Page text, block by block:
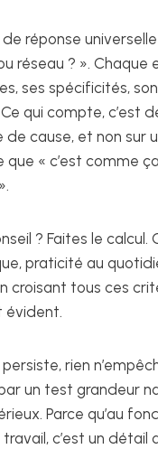
de réponse
réseau ? ». Chaque
ses spécificités,
qui compte, c’est
de cause, et non sur
« c’est comme ça
? Faites le calcul.
praticité au
croisant tous ces
évident.
rien
un test grandeur
Parce qu’au
travail, c’est un